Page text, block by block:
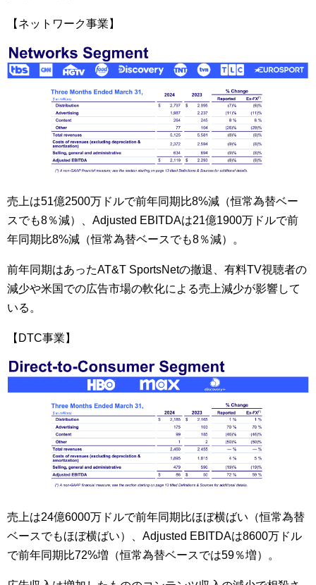
【ネットワーク事業】
売上は51億2500万ドルで前年同期比8%減（恒常為替ベー
スでも8％減）、Adjusted EBITDAは21億1900万ドルで前
年同期比8%減（恒常為替ベースでも8％減）。
前年同期はあったAT&T SportsNetの撤退、有料TV視聴者の
減少や米国での広告市場の軟化による売上減少が影響して
いる。
【DTC事業】
売上は24億6000万ドルで前年同期比ほぼ横ばい（恒常為替
ベースでもほぼ横ばい）、Adjusted EBITDAは8600万ドル
で前年同期比72%増（恒常為替ベースでは59％増）。